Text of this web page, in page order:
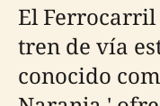
El Ferrocarril
tren de vía
conocido